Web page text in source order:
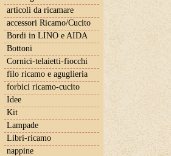
articoli da ricamare
accessori Ricamo/Cucito
Bordi in LINO e AIDA
Bottoni
Cornici-telaietti-fiocchi
filo ricamo e aguglieria
forbici ricamo-cucito
Idee
Kit
Lampade
Libri-ricamo
nappine